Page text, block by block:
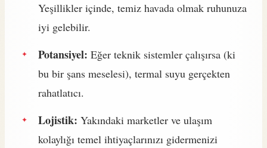
Yeşillikler içinde, temiz havada olmak ruhunuza
iyi gelebilir.
Potansiyel: Eğer teknik sistemler çalışırsa (ki
bu bir şans meselesi), termal suyu gerçekten
rahatlatıcı.
Lojistik: Yakındaki marketler ve ulaşım
kolaylığı temel ihtiyaçlarınızı gidermenizi